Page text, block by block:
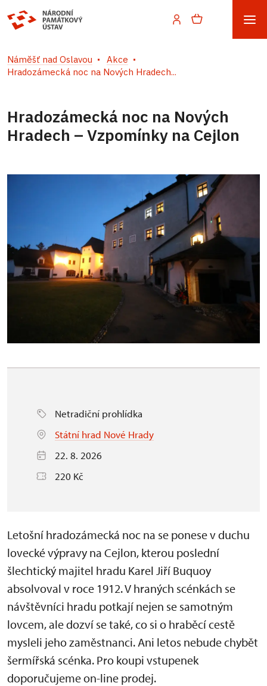
Náměšť nad Oslavou
Akce
Hradozámecká noc na Nových Hradech...
Hradozámecká noc na Nových
Hradech – Vzpomínky na Cejlon
Netradiční prohlídka
Státní hrad Nové Hrady
22. 8. 2026
220 Kč
Letošní hradozámecká noc na se ponese v duchu
lovecké výpravy na Cejlon, kterou poslední
šlechtický majitel hradu Karel Jiří Buquoy
absolvoval v roce 1912. V hraných scénkách se
návštěvníci hradu potkají nejen se samotným
lovcem, ale dozví se také, co si o hraběcí cestě
mysleli jeho zaměstnanci. Ani letos nebude chybět
šermířská scénka. Pro koupi vstupenek
doporučujeme on-line prodej.